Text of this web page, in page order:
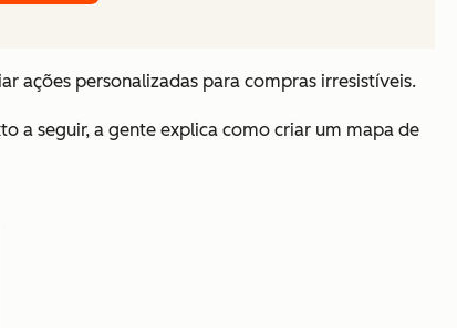
ações personalizadas para compras irresistíveis.
a seguir, a gente explica como criar um mapa de